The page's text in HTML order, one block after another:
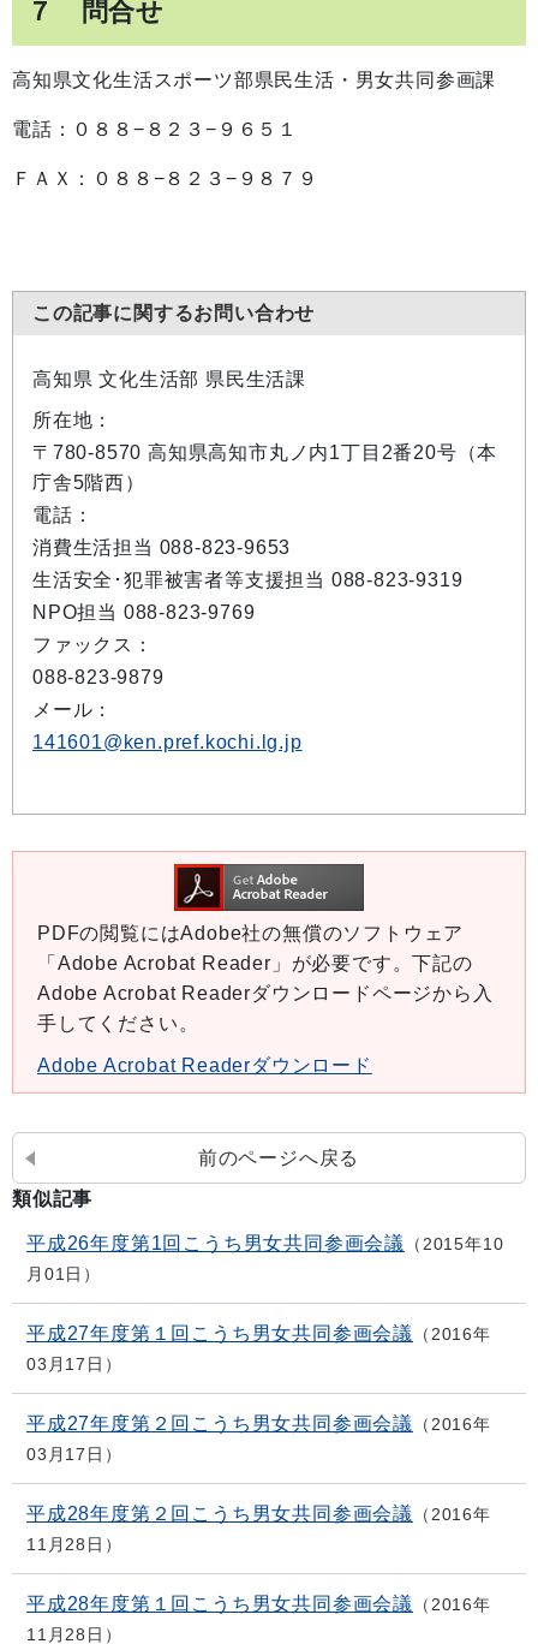
７ 問合せ
高知県文化生活スポーツ部県民生活・男女共同参画課
電話：０８８−８２３−９６５１
ＦＡＸ：０８８−８２３−９８７９
この記事に関するお問い合わせ
高知県 文化生活部 県民生活課
所在地：
〒780-8570 高知県高知市丸ノ内1丁目2番20号（本
庁舎5階西）
電話：
消費生活担当 088-823-9653
生活安全･犯罪被害者等支援担当 088-823-9319
NPO担当 088-823-9769
ファックス：
088-823-9879
メール：
141601@ken.pref.kochi.lg.jp
PDFの閲覧にはAdobe社の無償のソフトウェア
「Adobe Acrobat Reader」が必要です。下記の
Adobe Acrobat Readerダウンロードページから入
手してください。
Adobe Acrobat Readerダウンロード
前のページへ戻る
類似記事
平成26年度第1回こうち男女共同参画会議
2015年10
月01日
平成27年度第１回こうち男女共同参画会議
2016年
03月17日
平成27年度第２回こうち男女共同参画会議
2016年
03月17日
平成28年度第２回こうち男女共同参画会議
2016年
11月28日
平成28年度第１回こうち男女共同参画会議
2016年
11月28日